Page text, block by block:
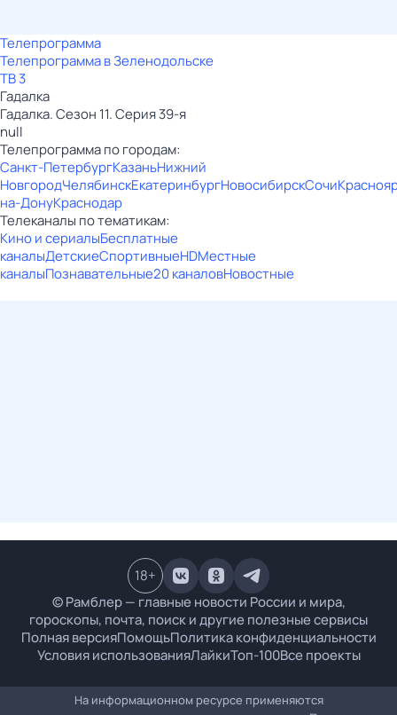
Телепрограмма
Телепрограмма в Зеленодольске
ТВ 3
Гадалка
Гадалка. Сезон 11. Серия 39-я
null
Телепрограмма по городам:
Санкт-ПетербургКазаньНижний
НовгородЧелябинскЕкатеринбургНовосибирскСочи
на-ДонуКраснодар
Телеканалы по тематикам:
Кино и сериалыБесплатные
каналыДетскиеСпортивныеHDМестные
каналыПознавательные20 каналовНовостные
© Рамблер — главные новости России и мира,
гороскопы, почта, поиск и другие полезные сервисы
Полная версияПомощьПолитика конфиденциальности
Условия использованияЛайкиТоп-100Все проекты
18+
На информационном ресурсе применяются